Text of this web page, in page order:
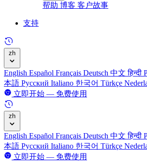
帮助 博客 客户故事
支持
zh
English Español Français Deutsch 中文हिन्दी
本語 Русский Italiano 한국어 Türkçe
立即开始 — 免费使用
zh
English Español Français Deutsch 中文हिन्दी
本語 Русский Italiano 한국어 Türkçe
立即开始 — 免费使用